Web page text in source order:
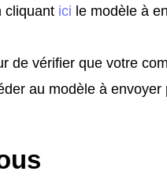
cliquant ici le modèle à
de vérifier que votre
au modèle à envoyer